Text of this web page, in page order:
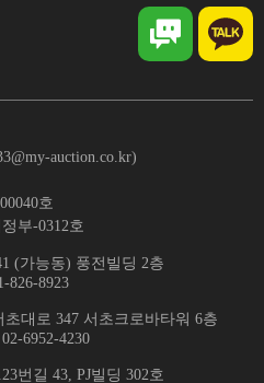
auction.co.kr)
호
부-0312호
(가능동) 풍전빌딩 2층
826-8923
대로 347 서초크로바타워 6층
6952-4230
번길 43, PJ빌딩 302호